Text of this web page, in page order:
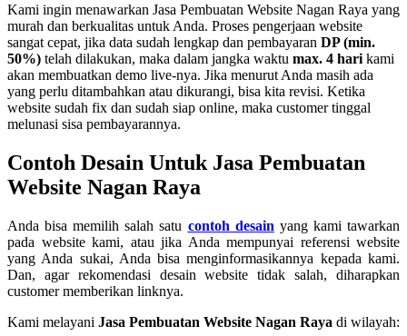
Kami ingin menawarkan Jasa Pembuatan Website Nagan Raya yang
murah dan berkualitas untuk Anda. Proses pengerjaan website
sangat cepat, jika data sudah lengkap dan pembayaran DP (min.
50%) telah dilakukan, maka dalam jangka waktu max. 4 hari kami
akan membuatkan demo live-nya. Jika menurut Anda masih ada
yang perlu ditambahkan atau dikurangi, bisa kita revisi. Ketika
website sudah fix dan sudah siap online, maka customer tinggal
melunasi sisa pembayarannya.
Contoh Desain Untuk Jasa Pembuatan
Website Nagan Raya
Anda bisa memilih salah satu contoh desain yang kami tawarkan
pada website kami, atau jika Anda mempunyai referensi website
yang Anda sukai, Anda bisa menginformasikannya kepada kami.
Dan, agar rekomendasi desain website tidak salah, diharapkan
customer memberikan linknya.
Kami melayani Jasa Pembuatan Website Nagan Raya di wilayah: